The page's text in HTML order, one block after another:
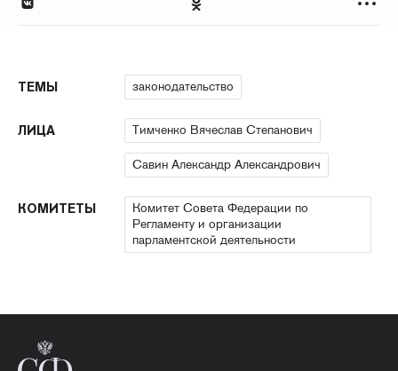
ТЕМЫ законодательство
ЛИЦА Тимченко Вячеслав Степанович
Савин Александр Александрович
КОМИТЕТЫ
Комитет Совета Федерации по
Регламенту и организации
парламентской деятельности